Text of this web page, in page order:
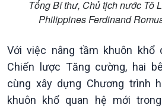
Tổng Bí thư, Chủ tịch nước Tô
Philippines Ferdinand
Với việc nâng tầm khuôn khổ
Chiến lược Tăng cường, hai
cùng xây dựng Chương trình
khuôn khổ quan hệ mới